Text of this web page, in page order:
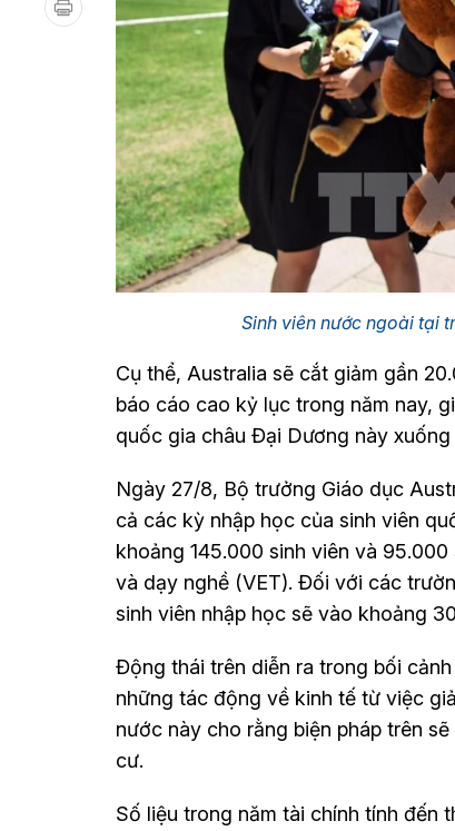
Sinh viên nước ngoài tại
Cụ thể, Australia sẽ cắt giảm gần
báo cáo cao kỷ lục trong năm nay,
quốc gia châu Đại Dương này
Ngày 27/8, Bộ trưởng Giáo dục
cả các kỳ nhập học của sinh viên
khoảng 145.000 sinh viên và
và dạy nghề (VET). Đối với các
sinh viên nhập học sẽ vào khoảng
Động thái trên diễn ra trong bối
những tác động về kinh tế từ việc
nước này cho rằng biện pháp trên
cư.
Số liệu trong năm tài chính tính đến